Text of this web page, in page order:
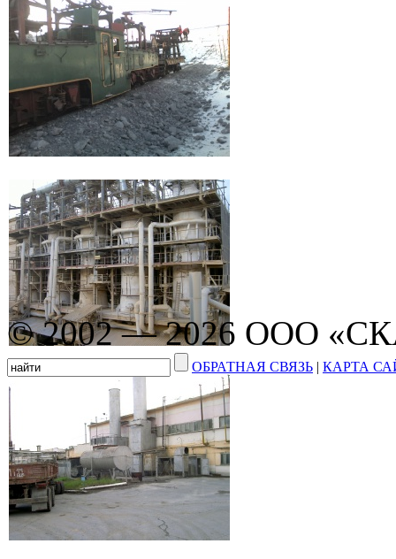
© 2002 — 2026 ООО
ОБРАТНАЯ СВЯЗЬ | КАРТА